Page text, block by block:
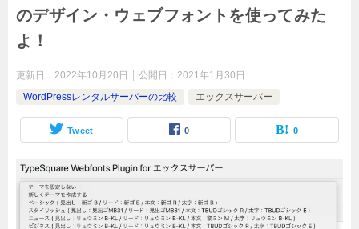
のデザイン・ウェブフォントを使ってみた
よ！
更新日： 2022年10月20日 公開日： 2021年1月30日
WordPressレンタルサーバーの比較
エックスサーバー
Tweet 0 0